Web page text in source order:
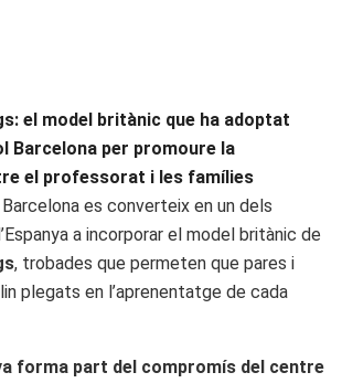
el model britànic que ha adoptat
Barcelona per promoure la
el professorat i les famílies
es converteix en un dels
a incorporar el model britànic de
, trobades que permeten que pares i
plegats en l’aprenentatge de cada
forma part del compromís del centre